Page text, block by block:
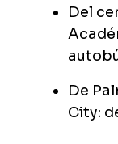
Del
De
City: